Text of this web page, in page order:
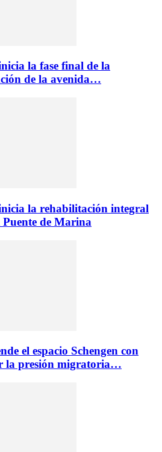
la fase final de la
de la avenida…
la rehabilitación integral
Puente de Marina
el espacio Schengen con
la presión migratoria…